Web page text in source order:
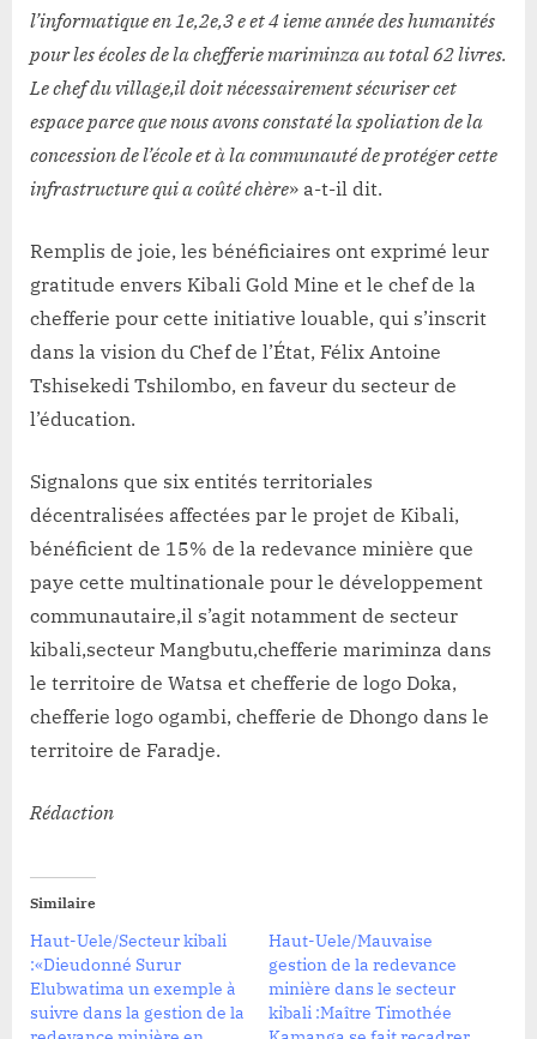
l’informatique en 1e,2e,3 e et 4 ieme année des humanités
pour les écoles de la chefferie mariminza au total 62 livres.
Le chef du village,il doit nécessairement sécuriser cet
espace parce que nous avons constaté la spoliation de la
concession de l’école et à la communauté de protéger cette
infrastructure qui a coûté chère» a-t-il dit.
Remplis de joie, les bénéficiaires ont exprimé leur
gratitude envers Kibali Gold Mine et le chef de la
chefferie pour cette initiative louable, qui s’inscrit
dans la vision du Chef de l’État, Félix Antoine
Tshisekedi Tshilombo, en faveur du secteur de
l’éducation.
Signalons que six entités territoriales
décentralisées affectées par le projet de Kibali,
bénéficient de 15% de la redevance minière que
paye cette multinationale pour le développement
communautaire,il s’agit notamment de secteur
kibali,secteur Mangbutu,chefferie mariminza dans
le territoire de Watsa et chefferie de logo Doka,
chefferie logo ogambi, chefferie de Dhongo dans le
territoire de Faradje.
Rédaction
Similaire
Haut-Uele/Secteur kibali
:«Dieudonné Surur
Elubwatima un exemple à
suivre dans la gestion de la
Haut-Uele/Mauvaise
gestion de la redevance
minière dans le secteur
kibali :Maître Timothée